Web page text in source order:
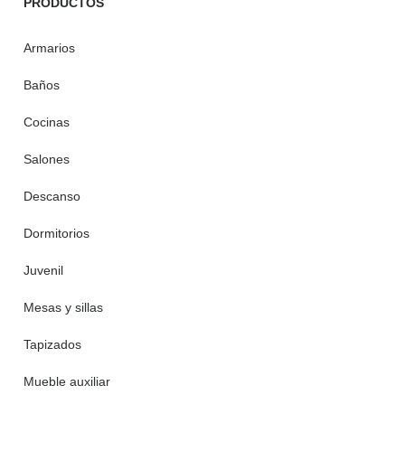
Armarios
Baños
Cocinas
Salones
Descanso
Dormitorios
Juvenil
Mesas y sillas
Tapizados
Mueble auxiliar